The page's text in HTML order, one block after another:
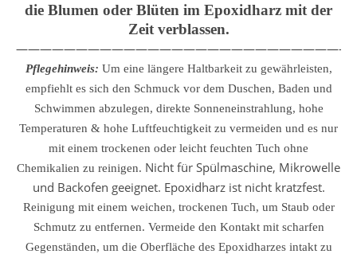
die Blumen oder Blüten im Epoxidharz mit der
Zeit verblassen.
Pflegehinweis: Um eine längere Haltbarkeit zu gewährleisten,
empfiehlt es sich den Schmuck vor dem Duschen, Baden und
Schwimmen abzulegen, direkte Sonneneinstrahlung, hohe
Temperaturen & hohe Luftfeuchtigkeit zu vermeiden und es nur
mit einem trockenen oder leicht feuchten Tuch ohne
Chemikalien zu reinigen. Nicht für Spülmaschine, Mikrowelle
und Backofen geeignet. Epoxidharz ist nicht kratzfest.
Reinigung mit einem weichen, trockenen Tuch, um Staub oder
Schmutz zu entfernen. Vermeide den Kontakt mit scharfen
Gegenständen, um die Oberfläche des Epoxidharzes intakt zu